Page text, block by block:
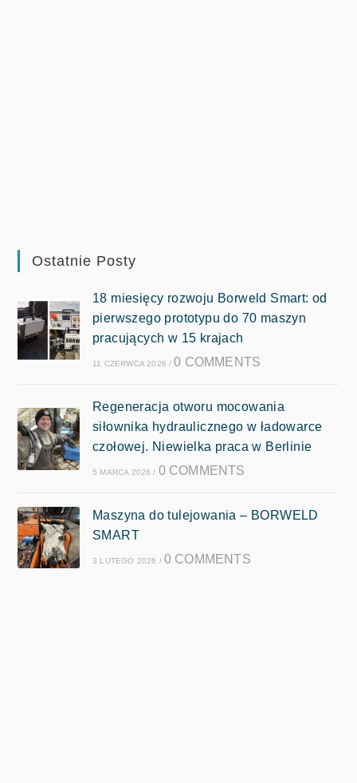
Ostatnie Posty
18 miesięcy rozwoju Borweld Smart: od
pierwszego prototypu do 70 maszyn
pracujących w 15 krajach
11 CZERWCA 2026 / 0 COMMENTS
Regeneracja otworu mocowania
siłownika hydraulicznego w ładowarce
czołowej. Niewielka praca w Berlinie
5 MARCA 2026 / 0 COMMENTS
Maszyna do tulejowania – BORWELD
SMART
3 LUTEGO 2026 / 0 COMMENTS